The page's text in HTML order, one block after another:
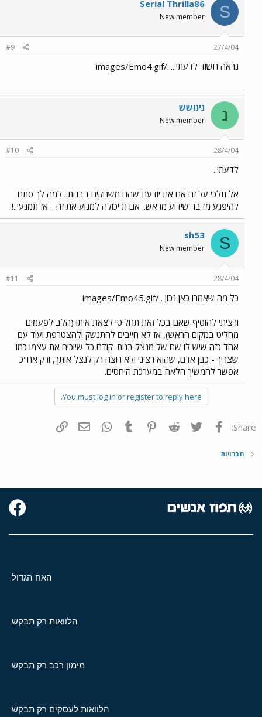
S
Serial Thrilla86
New member
27/4/04
#9
נראה חשוד לדעתי...../images/Emo4.gif
נ נינושש
New member
28/4/04
#10
לדעתי..
אל תלכי על זה אם את יודעת שהם משחקים בבנות.. למה לך סתם
להיפגע מדבר שידוע מראש.. אם ת יכולה למנוע את זה .. אז תמנעי..!
S
sh53
New member
28/4/04
#11
כל מה שאמרו כאן נכון ../images/Emo45.gif
ורציתי להוסיף שאם בכל זאת תחליטי לצאת איתו (הלב לפעמים
מחליט במקום הראש), אז לא חייבים להתנשק ולהצטרפת ועוד עם
אחד כזה שיש לו שם של מנצל בנות. קודם כל שיוכיח את עצמו כמו
שצריך - כבן אדם, שהוא רציני ולא רוצה רק לנצל אותך, ורק אח"כ
אפשר להמשיך הלאה במערכת היחסים.
You must log in or register to reply here.
Share: פייסבוק Twitter
Reddit
Pinterest
Tumblr
WhatsAppדואר אלקטרוני
חברויות
האח הגדול
הלוואות רק תבקש
מימון רכב רק תבקש
הלוואות לעסקים רק תבקש